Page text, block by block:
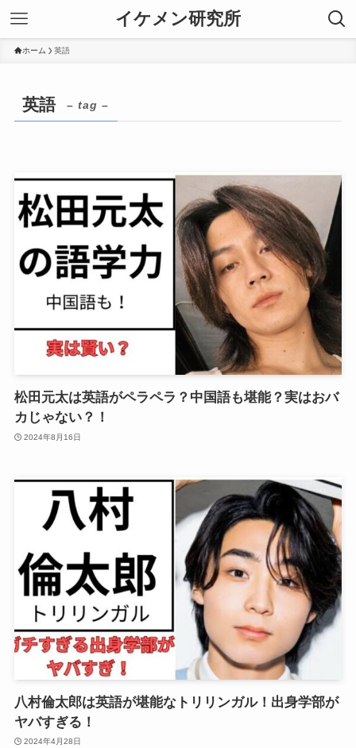
イケメン研究所
ホーム 英語
英語 – tag –
松田元太は英語がペラペラ？中国語も堪能？実はおバ
カじゃない？！
2024年8月16日
八村倫太郎は英語が堪能なトリリンガル！出身学部が
ヤバすぎる！
2024年4月28日